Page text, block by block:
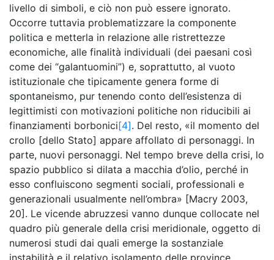
livello di simboli, e ciò non può essere ignorato.
Occorre tuttavia problematizzare la componente
politica e metterla in relazione alle ristrettezze
economiche, alle finalità individuali (dei paesani così
come dei “galantuomini”) e, soprattutto, al vuoto
istituzionale che tipicamente genera forme di
spontaneismo, pur tenendo conto dell’esistenza di
legittimisti con motivazioni politiche non riducibili ai
finanziamenti borbonici[4]. Del resto, «il momento del
crollo [dello Stato] appare affollato di personaggi. In
parte, nuovi personaggi. Nel tempo breve della crisi, lo
spazio pubblico si dilata a macchia d’olio, perché in
esso confluiscono segmenti sociali, professionali e
generazionali usualmente nell’ombra» [Macry 2003,
20]. Le vicende abruzzesi vanno dunque collocate nel
quadro più generale della crisi meridionale, oggetto di
numerosi studi dai quali emerge la sostanziale
instabilità e il relativo isolamento delle province